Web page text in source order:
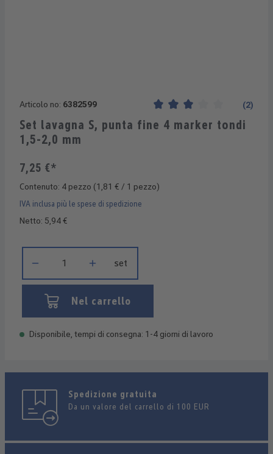
Articolo no: 6382599
Valutazione media di 3 su 5
(2)
Set lavagna S, punta fine 4 marker tondi
1,5-2,0 mm
7,25 €*
Contenuto: 4 pezzo (1,81 € / 1 pezzo)
IVA inclusa più le spese di spedizione
Netto: 5,94 €
set
Nel carrello
Disponibile, tempi di consegna: 1-4 giorni di lavoro
Spedizione gratuita
Da un valore del carrello di 100 EUR